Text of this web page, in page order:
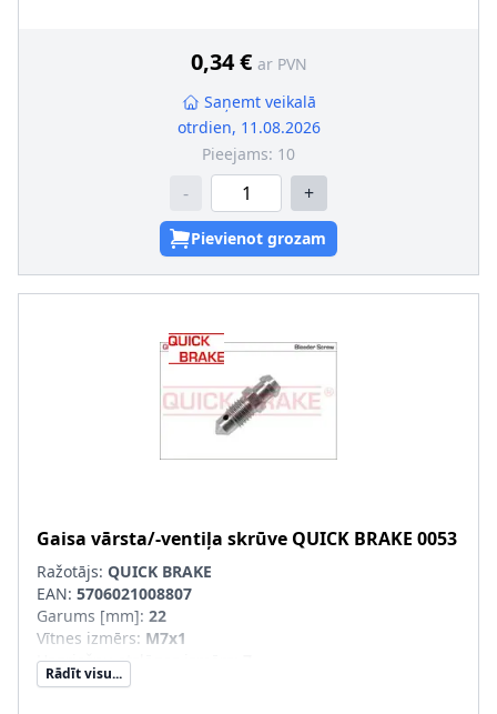
0,34 € ar PVN
Saņemt veikalā
otrdien, 11.08.2026
Pieejams: 10
- +
Pievienot grozam
Gaisa vārsta/-ventiļa skrūve QUICK BRAKE 0053
Ražotājs: QUICK BRAKE
EAN: 5706021008807
Garums [mm]: 22
Vītnes izmērs: M7x1
Uzgriežņu atslēgas izmērs
Vītnes veids:
Rādīt visu...